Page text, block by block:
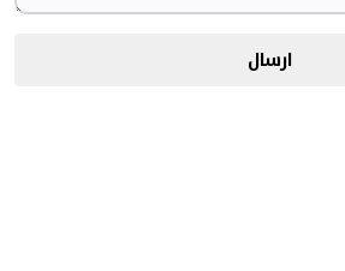
ارسال